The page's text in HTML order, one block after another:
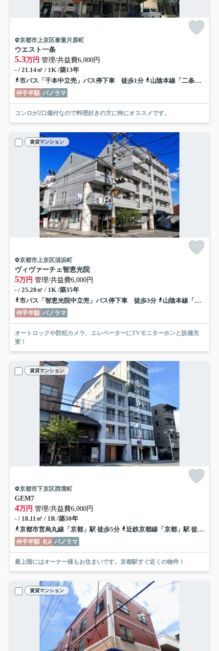
京都市上京区泰童片原町
ウエスト一条
5.3万円 管理/共益費6,000円
- / 21.14㎡ / 1K /築13年
市バス「千本中立売」バス停下車 徒歩1分
山陰本線「二条」駅 徒歩24分
仲手半額 パノラマ
コンロが2口備付なので料理好きの方に特にオススメです。
賃貸マンション
京都市上京区須浜町
ヴィヴァーチェ智恵光院
5万円 管理/共益費6,000円
- / 25.20㎡ / 1K /築35年
市バス「智恵光院中立売」バス停下車 徒歩3分
山陰本線「二条」駅 徒歩22分
仲手半額 パノラマ
オートロックや防犯カメラ、エレベーターにTVモニターホンと設備充
実！
賃貸マンション
京都市下京区西境町
GEM7
4万円 管理/共益費6,000円
- / 18.11㎡ / 1R /築30年
京都市営烏丸線「京都」駅 徒歩5分
近鉄京都線「京都」駅 徒歩5分
仲手半額 礼0 パノラマ
最上階にはオーナー様もお住まいです。京都駅すぐ近くの物件！
賃貸マンション